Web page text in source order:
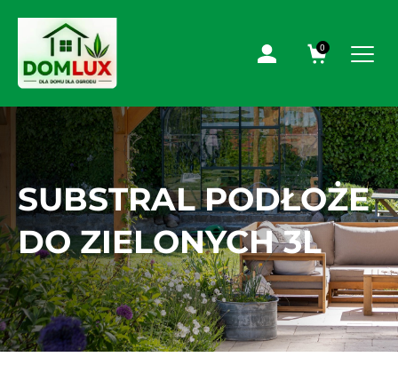
0
SUBSTRAL PODŁOŻE
DO ZIELONYCH 3L